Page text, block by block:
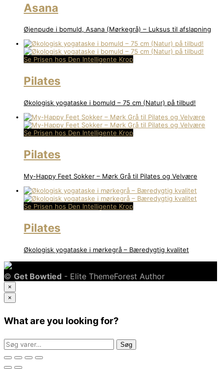
Asana
Øjenpude i bomuld, Asana (Mørkegrå) – Luksus til afslapning
Se Prisen hos Den Intelligente Krop
Pilates
Økologisk yogataske i bomuld – 75 cm (Natur) på tilbud!
Se Prisen hos Den Intelligente Krop
Pilates
My-Happy Feet Sokker – Mørk Grå til Pilates og Velvære
Se Prisen hos Den Intelligente Krop
Pilates
Økologisk yogataske i mørkegrå – Bæredygtig kvalitet
© Get Bowtied - Elite ThemeForest Author
×
×
What are you looking for?
Søg
efter:
Søg